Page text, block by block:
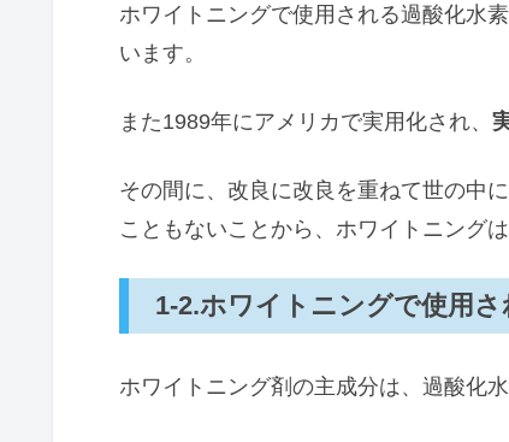
ホワイトニングで使用される過酸化水
います。
また1989年にアメリカで実用化され、
その間に、改良に改良を重ねて世の中
こともないことから、ホワイトニング
1-2.ホワイトニングで使用さ
ホワイトニング剤の主成分は、過酸化水